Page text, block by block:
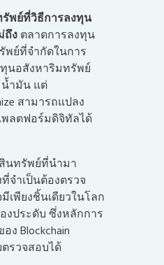
พย์ที่วิธีการลงทุน
ถึงตลาดการลงทุน
ย์ที่จำกัดในการ
นอสังหาริมทรัพย์
น้ำมัน แต่
สามารถแปลง
ลตฟอร์มดิจิทัลได้
ทรัพย์ที่นำมา
จำเป็นต้องตรวจ
เพียงชิ้นเดียวในโลก
งประดับ ซึ่งหลักการ
ง Blockchain
รวจสอบได้